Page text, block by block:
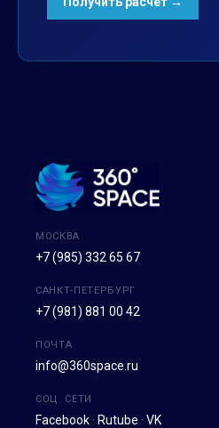
МОСКВА
+7 (985) 332 65 67
САНКТ-ПЕТЕРБУРГ
+7 (981) 881 00 42
ПОЧТА
info@360space.ru
СОЦ. СЕТИ
Facebook · Rutube · VK